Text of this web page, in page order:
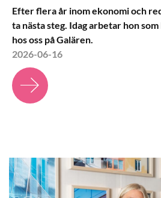
Efter flera år inom ekonomi och
ta nästa steg. Idag arbetar hon
hos oss på Galären.
2026-06-16